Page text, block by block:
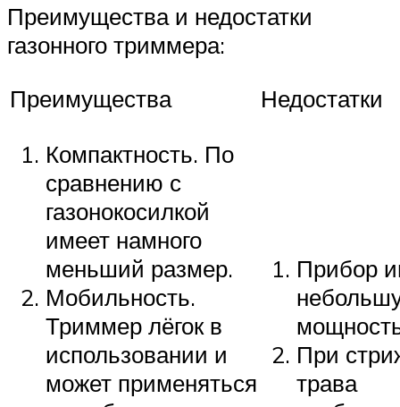
Преимущества и недостатки
газонного триммера:
Преимущества
Недостатки
Компактность. По
сравнению с
газонокосилкой
имеет намного
меньший размер.
Мобильность.
Триммер лёгок в
использовании и
может применяться
Прибор
При
трава